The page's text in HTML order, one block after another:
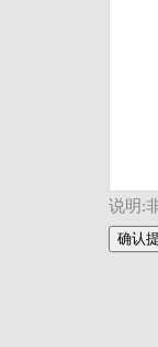
说明: